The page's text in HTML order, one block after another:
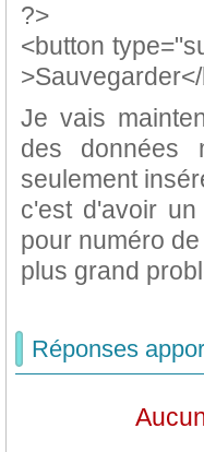
?>
<button
Je vais
des
seulement
c'est d'avoir
pour numéro
plus grand
Réponses